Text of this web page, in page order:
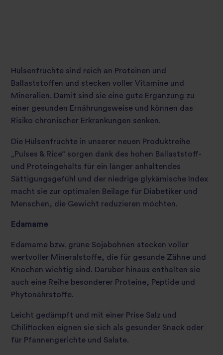
Hülsenfrüchte sind reich an Proteinen und
Ballaststoffen und stecken voller Vitamine und
Mineralien. Damit sind sie eine gute Ergänzung zu
einer gesunden Ernährungsweise und können das
Risiko chronischer Erkrankungen senken.
Die Hülsenfrüchte in unserer neuen Produktreihe
„Pulses & Rice“ sorgen dank des hohen Ballaststoff-
und Proteingehalts für ein länger anhaltendes
Sättigungsgefühl und der niedrige glykämische Index
macht sie zur optimalen Beilage für Diabetiker und
Menschen, die Gewicht reduzieren möchten.
Edamame
Edamame bzw. grüne Sojabohnen stecken voller
wertvoller Mineralstoffe, die für gesunde Zähne und
Knochen wichtig sind. Darüber hinaus enthalten sie
auch eine Reihe besonderer Proteine, Peptide und
Phytonährstoffe.
Leicht gedämpft und mit einer Prise Salz und
Chiliflocken eignen sie sich als gesunder Snack oder
für Pfannengerichte und Salate.